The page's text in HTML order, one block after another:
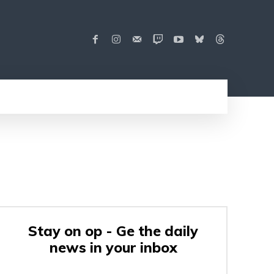
Stay on op - Ge the daily
news in your inbox